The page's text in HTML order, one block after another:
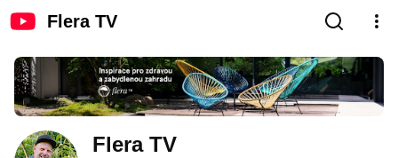
Flera TV
Flera TV